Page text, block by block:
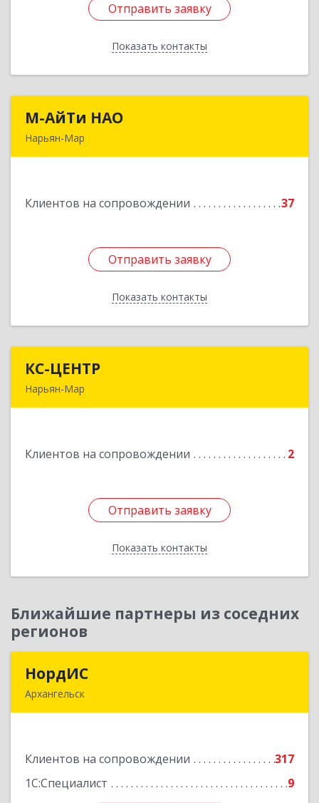
Отправить заявку
Показать контакты
Отправить заявку
Назад
М-АйТи НАО
Нарьян-Мар
Клиентов на сопровождении 37
Отправить заявку
Показать контакты
Подробнее
Отправить заявку
Назад
КС-ЦЕНТР
Нарьян-Мар
Клиентов на сопровождении 2
Отправить заявку
Показать контакты
Отправить заявку
Назад
Ближайшие партнеры из соседних
регионов
НордИС
Архангельск
Клиентов на сопровождении
317
1С:Специалист
9
Подробнее